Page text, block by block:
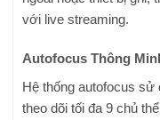
với live streaming.
Autofocus Thông
Hệ thống autofocus sử
theo dõi tối đa 9 chủ